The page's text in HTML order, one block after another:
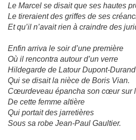
Le Marcel se disait que ses hautes
Le tireraient des griffes de ses
Et qu’il n’avait rien à craindre des
Enfin arriva le soir d’une première
Où il rencontra autour d’un verre
Hildegarde de Latour Dupont-Durand
Qui se disait la nièce de Boris Vian.
Cœurdeveau épancha son cœur sur
De cette femme altière
Qui portait des jarretières
Sous sa robe Jean-Paul Gaultier.